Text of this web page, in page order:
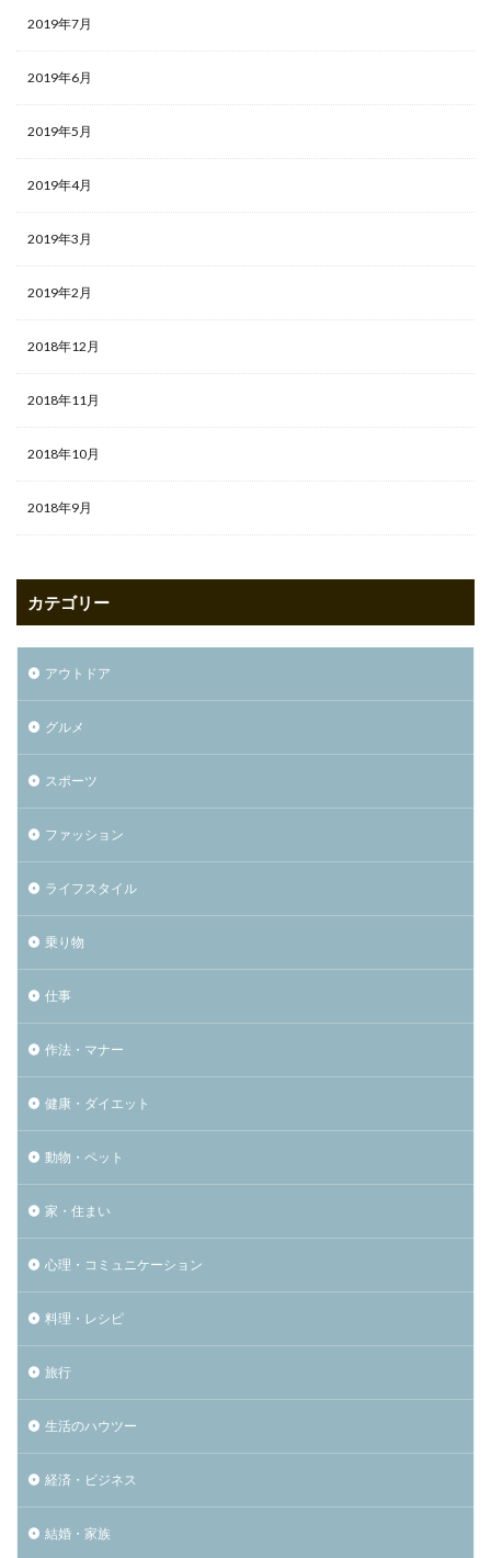
2019年7月
2019年6月
2019年5月
2019年4月
2019年3月
2019年2月
2018年12月
2018年11月
2018年10月
2018年9月
カテゴリー
アウトドア
グルメ
スポーツ
ファッション
ライフスタイル
乗り物
仕事
作法・マナー
健康・ダイエット
動物・ペット
家・住まい
心理・コミュニケーション
料理・レシピ
旅行
生活のハウツー
経済・ビジネス
結婚・家族